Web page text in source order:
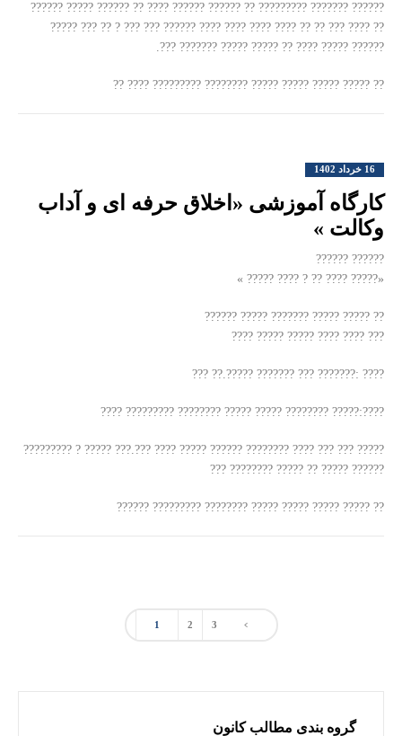
?????? ??????? ????????? ?? ?????? ?????? ???? ?? ?????? ????? ??????
?? ???? ??? ?? ?? ???? ???? ???? ???? ?????? ??? ??? ? ?? ??? ?????
?????? ????? ???? ?? ????? ????? ??????? ???.
?? ????? ????? ????? ????? ???????? ????????? ???? ??
16 خرداد 1402
کارگاه آموزشی «اخلاق حرفه ای و آداب
وکالت »
?????? ??????
«????? ???? ?? ? ???? ????? »
?? ????? ????? ??????? ????? ??????
??? ???? ???? ????? ????? ????
???? :??????? ??? ??????? ?????.?? ???
????:????? ???????? ????? ????? ???????? ????????? ????
????? ??? ??? ???? ???????? ?????? ????? ???? ???.??? ????? ? ?????????
?????? ????? ?? ????? ???????? ???
?? ????? ????? ????? ????? ???????? ????????? ??????
1 2 3
گروه بندی مطالب کانون